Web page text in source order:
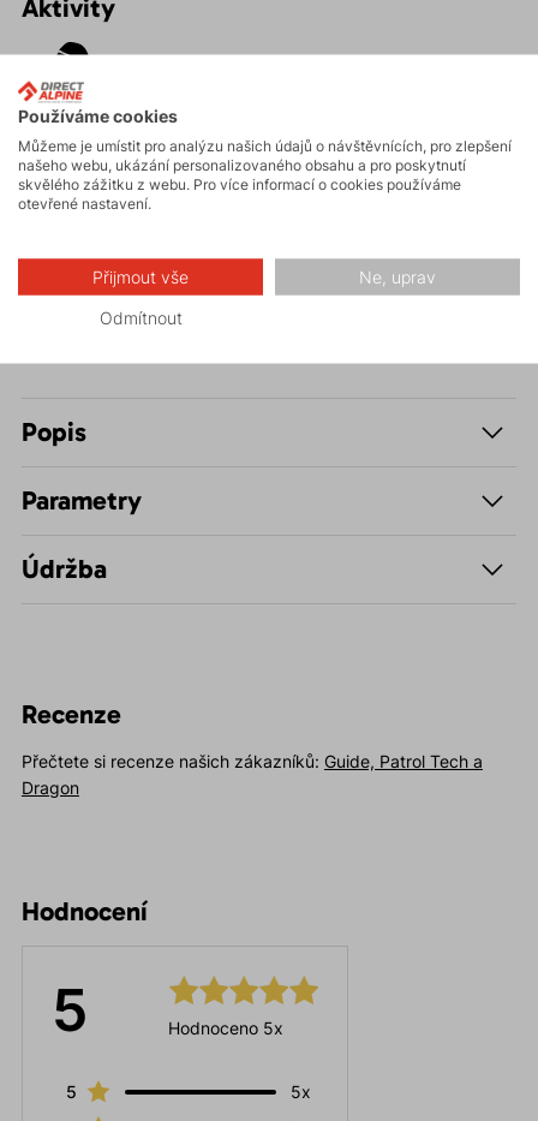
Aktivity
Hiking
Casual
Popis
Parametry
Údržba
Recenze
Přečtete si recenze našich zákazníků: Guide, Patrol Tech a
Dragon
Hodnocení
5 Hodnoceno 5x
5
5x
Používáme cookies
Můžeme je umístit pro analýzu našich údajů o návštěvnících, pro zlepšení
našeho webu, ukázání personalizovaného obsahu a pro poskytnutí
skvělého zážitku z webu. Pro více informací o cookies používáme
otevřené nastavení.
Přijmout vše Ne, uprav
Odmítnout